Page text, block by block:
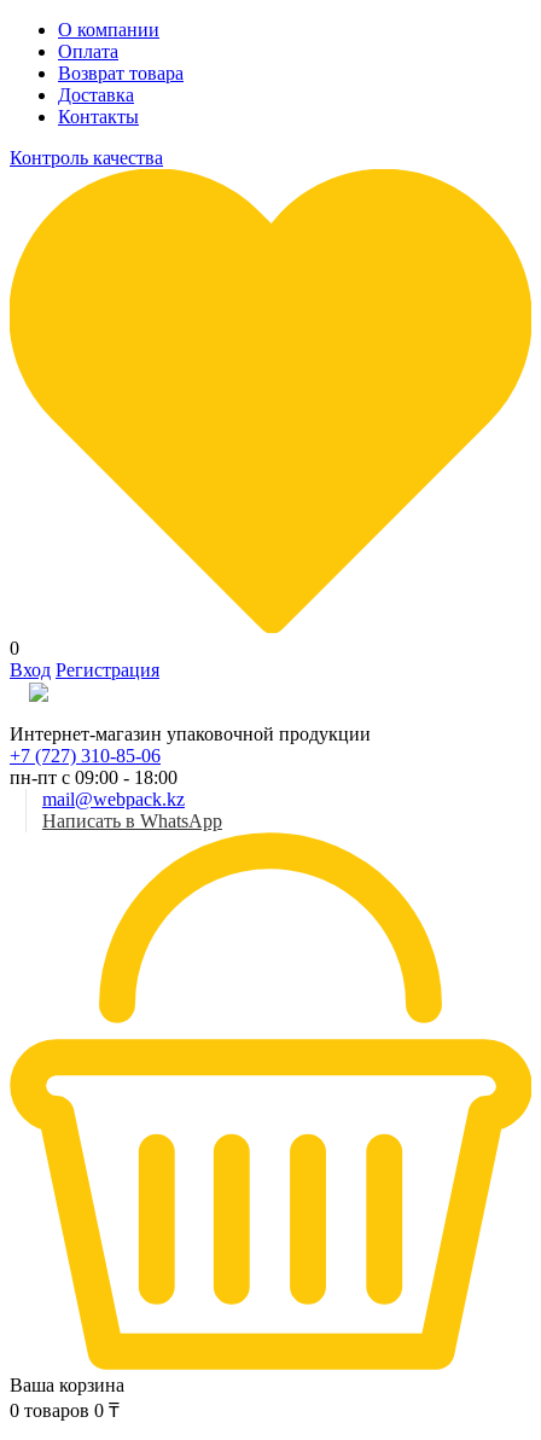
О компании
Оплата
Возврат товара
Доставка
Контакты
Контроль качества
0
Вход Регистрация
Интернет-магазин упаковочной продукции
+7 (727) 310-85-06
пн-пт с 09:00 - 18:00
mail@webpack.kz
Написать в WhatsApp
Ваша корзина
0 товаров 0 ₸